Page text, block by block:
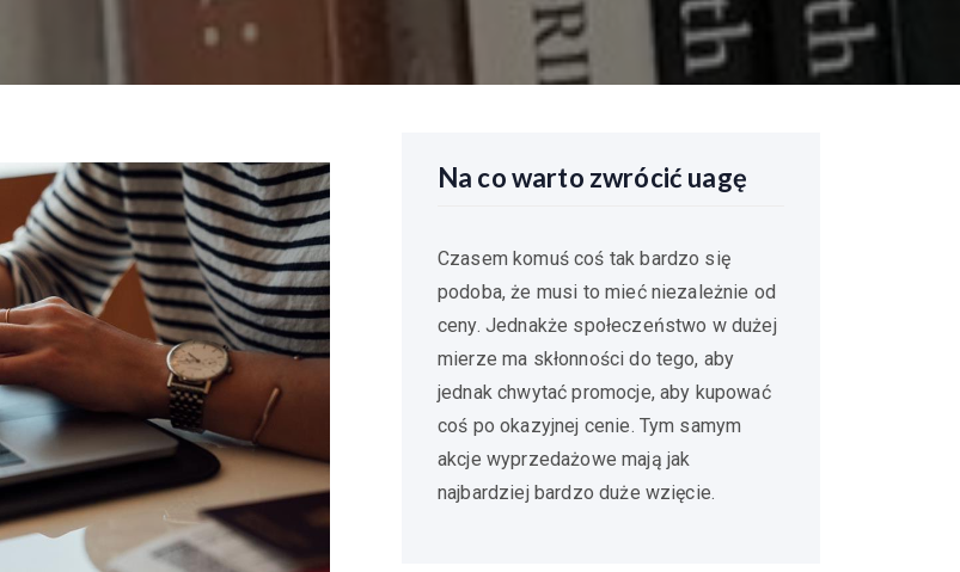
Na co warto zwrócić uagę
Czasem komuś coś tak bardzo się
podoba, że musi to mieć niezależnie od
ceny. Jednakże społeczeństwo w dużej
mierze ma skłonności do tego, aby
jednak chwytać promocje, aby kupować
coś po okazyjnej cenie. Tym samym
akcje wyprzedażowe mają jak
najbardziej bardzo duże wzięcie.